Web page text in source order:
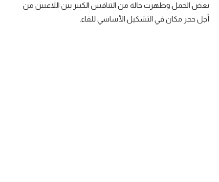
Gamers
ميركاتو
بعض الجمل وظهرت حالة من التنافس الكبير بين اللاعبين من
أجل حجز مكان في التشكيل الأساسي للقاء.